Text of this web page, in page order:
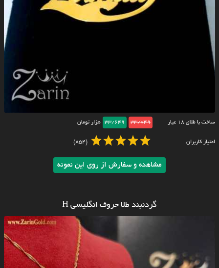
ساخت با طلای ۱۸ عیار 33/749
33/649 هزار تومان
امتیاز کاربران (854)
مشاهده و سفارش از روی این نمونه
گردنبند طلا حروف انگلیسی H